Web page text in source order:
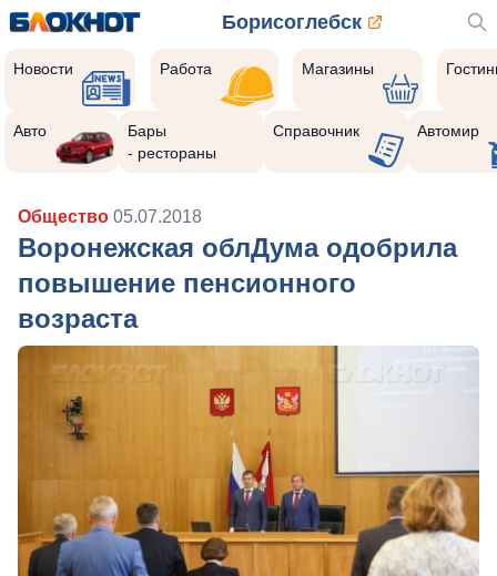
Борисоглебск
Новости Работа Магазины
Авто
Бары
- рестораны
Справочник Автомир
Общество 05.07.2018
Воронежская облДума одобрила
повышение пенсионного
возраста